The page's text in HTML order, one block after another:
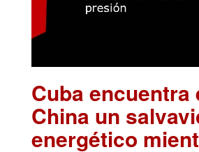
Cuba encuentra
China un
energético